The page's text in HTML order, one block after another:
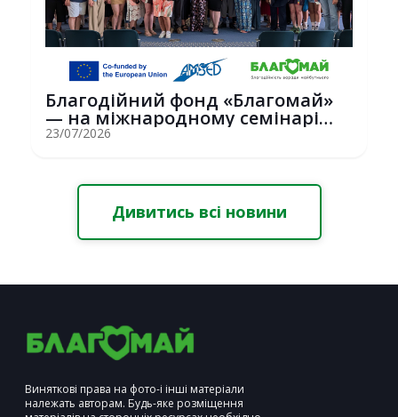
Благодійний фонд «Благомай»
— на міжнародному семінарі
Erasmus+ у С...
23/07/2026
Дивитись всі новини
Виняткові права на фото-і інші матеріали
належать авторам. Будь-яке розміщення